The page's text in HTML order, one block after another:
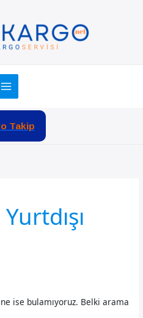
Takip
ne ise bulamıyoruz. Belki arama